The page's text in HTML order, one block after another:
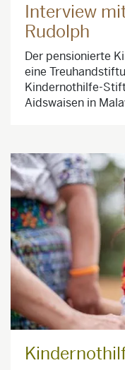
Interview
Rudolph
Der pensionierte
eine
Kindernothilfe-
Aidswaisen in